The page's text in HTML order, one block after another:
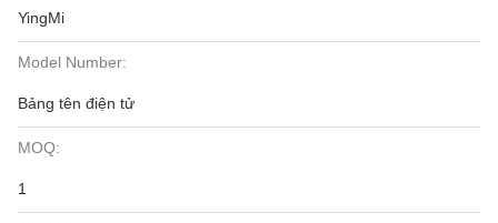
YingMi
Model Number:
Bảng tên điện tử
MOQ:
1